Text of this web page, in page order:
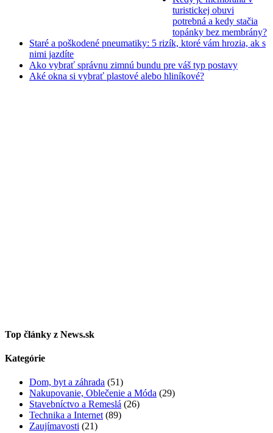
turistickej obuvi
potrebná a kedy stačia
topánky bez membrány?
Staré a poškodené pneumatiky: 5 rizík, ktoré vám hrozia, ak s
nimi jazdíte
Ako vybrať správnu zimnú bundu pre váš typ postavy
Aké okna si vybrať plastové alebo hliníkové?
Top články z News.sk
Kategórie
Dom, byt a záhrada (51)
Nakupovanie, Oblečenie a Móda (29)
Stavebníctvo a Remeslá (26)
Technika a Internet (89)
Zaujímavosti (21)